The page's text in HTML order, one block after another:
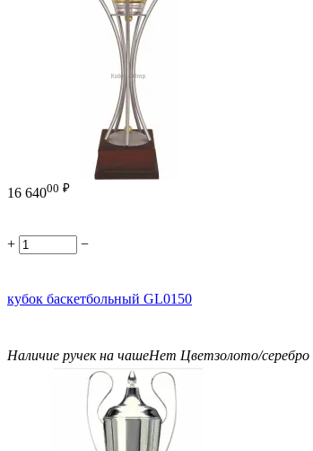
16 64000 ₽
+ −
кубок баскетбольный GL0150
Наличие ручек на чашеНет Цветзолото/серебро